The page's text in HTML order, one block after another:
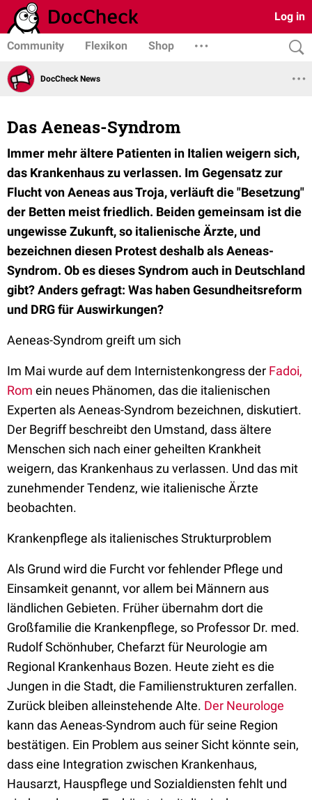
Log in
Community Flexikon Shop
DocCheck News
Das Aeneas-Syndrom
Immer mehr ältere Patienten in Italien weigern sich,
das Krankenhaus zu verlassen. Im Gegensatz zur
Flucht von Aeneas aus Troja, verläuft die "Besetzung"
der Betten meist friedlich. Beiden gemeinsam ist die
ungewisse Zukunft, so italienische Ärzte, und
bezeichnen diesen Protest deshalb als Aeneas-
Syndrom. Ob es dieses Syndrom auch in Deutschland
gibt? Anders gefragt: Was haben Gesundheitsreform
und DRG für Auswirkungen?
Aeneas-Syndrom greift um sich
Im Mai wurde auf dem Internistenkongress der Fadoi,
Rom ein neues Phänomen, das die italienischen
Experten als Aeneas-Syndrom bezeichnen, diskutiert.
Der Begriff beschreibt den Umstand, dass ältere
Menschen sich nach einer geheilten Krankheit
weigern, das Krankenhaus zu verlassen. Und das mit
zunehmender Tendenz, wie italienische Ärzte
beobachten.
Krankenpflege als italienisches Strukturproblem
Als Grund wird die Furcht vor fehlender Pflege und
Einsamkeit genannt, vor allem bei Männern aus
ländlichen Gebieten. Früher übernahm dort die
Großfamilie die Krankenpflege, so Professor Dr. med.
Rudolf Schönhuber, Chefarzt für Neurologie am
Regional Krankenhaus Bozen. Heute zieht es die
Jungen in die Stadt, die Familienstrukturen zerfallen.
Zurück bleiben alleinstehende Alte. Der Neurologe
kann das Aeneas-Syndrom auch für seine Region
bestätigen. Ein Problem aus seiner Sicht könnte sein,
dass eine Integration zwischen Krankenhaus,
Hausarzt, Hauspflege und Sozialdiensten fehlt und